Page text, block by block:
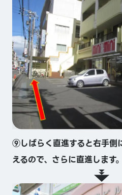
⑨しばらく直進すると右手
えるので、さらに直進します。